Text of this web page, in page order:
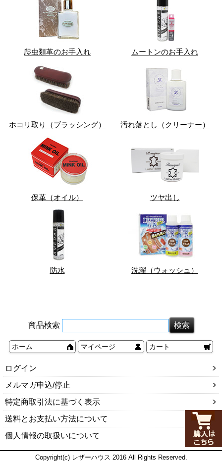
爬虫類革のお手入れ ムートンのお手入れ
ホコリ取り（ブラッシング） 汚れ落とし（クリーナー）
保革（オイル） ツヤ出し
防水 洗濯（ウォッシュ）
商品検索
ホーム マイページ カート
ログイン
メルマガ申込/停止
特定商取引法に基づく表示
送料とお支払い方法について
個人情報の取扱いについて
Copyright(c) レザーハウス 2016 All Rights Reserved.